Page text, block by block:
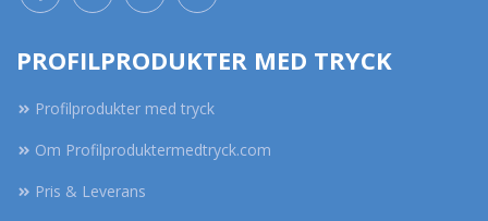
PROFILPRODUKTER MED TRYCK
Profilprodukter med tryck
Om Profilproduktermedtryck.com
Pris & Leverans